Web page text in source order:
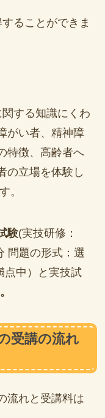
ることができま
する知識にくわ
がい者、精神障
特徴、高齢者へ
の立場を体験し
。
験(実技研修：
問題の形式：選
点中）と実技試
受講の流れ
流れと受講料は